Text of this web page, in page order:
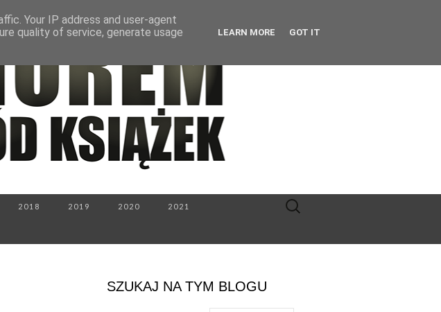
2018 2019 2020 2021
Search
SZUKAJ NA TYM BLOGU
Your IP address and user-agent
quality of service, generate usage
LEARN MORE GOT IT